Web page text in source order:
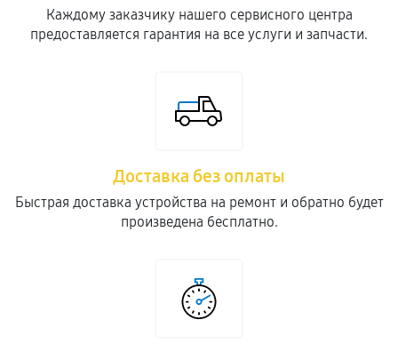
Каждому заказчику нашего сервисного центра
предоставляется гарантия на все услуги и запчасти.
Доставка без оплаты
Быстрая доставка устройства на ремонт и обратно будет
произведена бесплатно.